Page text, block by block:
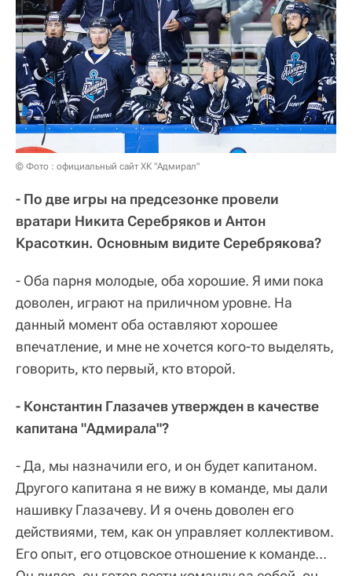
© Фото : официальный сайт ХК "Адмирал"
- По две игры на предсезонке провели
вратари Никита Серебряков и Антон
Красоткин. Основным видите Серебрякова?
- Оба парня молодые, оба хорошие. Я ими пока
доволен, играют на приличном уровне. На
данный момент оба оставляют хорошее
впечатление, и мне не хочется кого-то выделять,
говорить, кто первый, кто второй.
- Константин Глазачев утвержден в качестве
капитана "Адмирала"?
- Да, мы назначили его, и он будет капитаном.
Другого капитана я не вижу в команде, мы дали
нашивку Глазачеву. И я очень доволен его
действиями, тем, как он управляет коллективом.
Его опыт, его отцовское отношение к команде…